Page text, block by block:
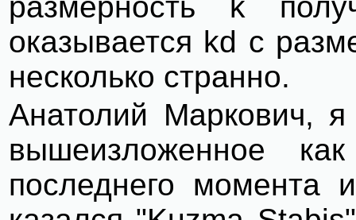
оказывается kd с
несколько странно.
Анатолий Маркович,
вышеизложенное
последнего момента